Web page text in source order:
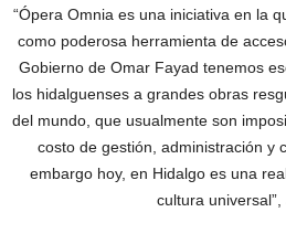
“Ópera Omnia es una iniciativa en la
como poderosa herramienta de
Gobierno de Omar Fayad tenemos
los hidalguenses a grandes obras
del mundo, que usualmente son
costo de gestión, administración y
embargo hoy, en Hidalgo es una
cultura universal”,